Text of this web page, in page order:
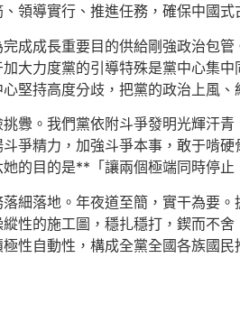
領導實行、推進任務，確保中國式
成成長重要目的供給剛強政治包
大力度黨的引導特殊是黨中心集
堅持高度分歧，把黨的政治上風
釁。我們黨依附斗爭發明光輝汗
爭精力，加強斗爭本事，敢于啃
的目的是**「讓兩個極端同時停止
細落地。年夜道至簡，實干為要
性的施工圖，穩扎穩打，鍥而不
性自動性，構成全黨全國各族國